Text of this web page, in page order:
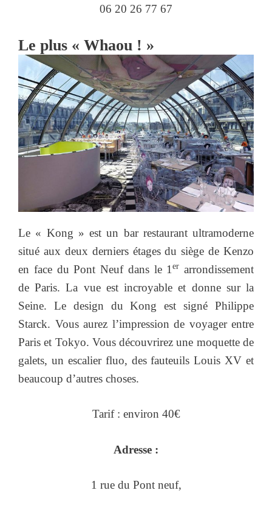
06 20 26 77 67
Le plus « Whaou ! »
Le « Kong » est un bar restaurant ultramoderne
situé aux deux derniers étages du siège de Kenzo
en face du Pont Neuf dans le 1er arrondissement
de Paris. La vue est incroyable et donne sur la
Seine. Le design du Kong est signé Philippe
Starck. Vous aurez l’impression de voyager entre
Paris et Tokyo. Vous découvrirez une moquette de
galets, un escalier fluo, des fauteuils Louis XV et
beaucoup d’autres choses.
Tarif : environ 40€
Adresse :
1 rue du Pont neuf,